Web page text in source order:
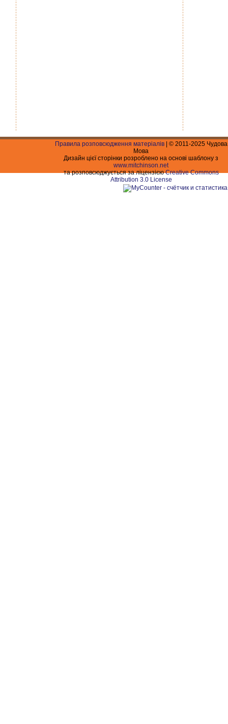
Правила розповсюдження матеріалів| © 2011-2025 Чудова
Мова
Дизайн цієї сторінки розроблено на основі шаблону з
www.mitchinson.net
та розповсюджується за ліцензієюCreative Commons
Attribution 3.0 License